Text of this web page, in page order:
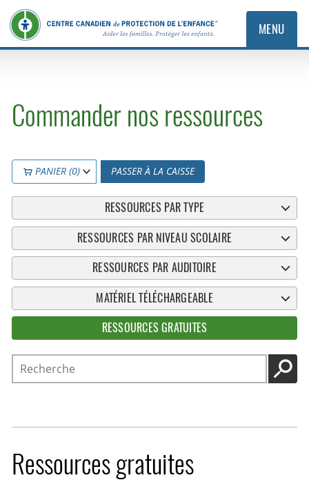
MENU
Commander nos ressources
PANIER (0) PASSER À LA CAISSE
RESSOURCES PAR TYPE
RESSOURCES PAR NIVEAU SCOLAIRE
RESSOURCES PAR AUDITOIRE
MATÉRIEL TÉLÉCHARGEABLE
RESSOURCES GRATUITES
Recherche
Ressources gratuites